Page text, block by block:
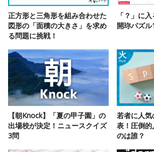
正方形と三角形を組み合わせた
図形の「面積の大きさ」を求め
る問題に挑戦！
「？」に
開珎パズル
【朝Knock】「夏の甲子園」の
出場校が決定！ニュースクイズ
3問
若者に人
表！圧倒
のは誰？